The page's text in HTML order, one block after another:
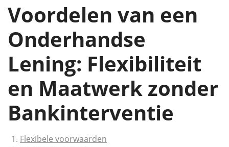
Voordelen van een
Onderhandse
Lening: Flexibiliteit
en Maatwerk zonder
Bankinterventie
Flexibele voorwaarden